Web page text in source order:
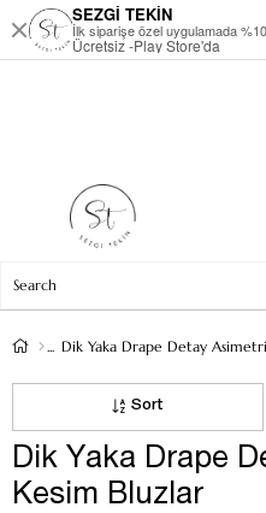
Dik Yaka Drape Detay
Sort
Dik Yaka Drape
Kesim Bluzlar
SEZGİ TEKİN
İlk siparişe özel uygulamada
Ücretsiz -Play Store'da